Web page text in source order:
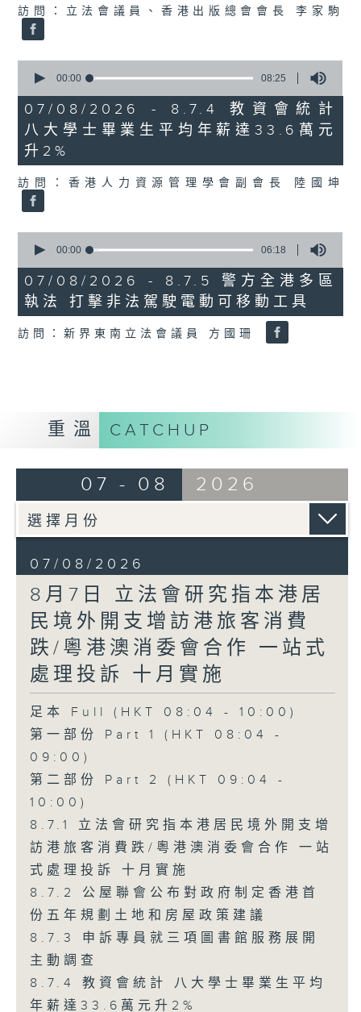
訪問：立法會議員、香港出版總會會長 李家駒
seconds
8
minutes,
25
seconds
00:00 08:25
07/08/2026 - 8.7.4 教資會統計
八大學士畢業生平均年薪達33.6萬元
升2%
訪問：香港人力資源管理學會副會長 陸國坤
seconds
6
minutes,
18
seconds
00:00 06:18
07/08/2026 - 8.7.5 警方全港多區
執法 打擊非法駕駛電動可移動工具
訪問：新界東南立法會議員 方國珊
重溫 CATCHUP
07 - 08 2026
07/08/2026
8月7日 立法會研究指本港居
民境外開支增訪港旅客消費
跌/粵港澳消委會合作 一站式
處理投訴 十月實施
足本 Full (HKT 08:04 - 10:00)
第一部份 Part 1 (HKT 08:04 -
09:00)
第二部份 Part 2 (HKT 09:04 -
10:00)
8.7.1 立法會研究指本港居民境外開支增
訪港旅客消費跌/粵港澳消委會合作 一站
式處理投訴 十月實施
8.7.2 公屋聯會公布對政府制定香港首
份五年規劃土地和房屋政策建議
8.7.3 申訴專員就三項圖書館服務展開
主動調查
8.7.4 教資會統計 八大學士畢業生平均
年薪達33.6萬元升2%